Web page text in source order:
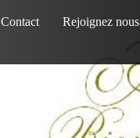
Contact Rejoignez nous